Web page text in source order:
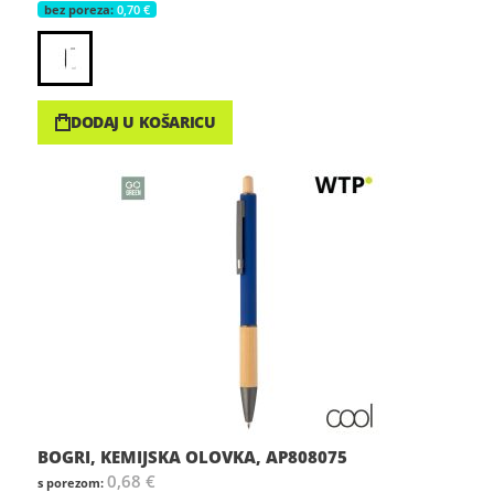
0,70 €
DODAJ U KOŠARICU
BOGRI, KEMIJSKA OLOVKA, AP808075
0,68 €